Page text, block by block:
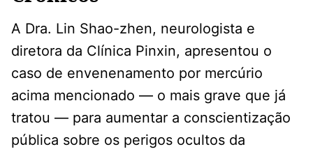
A Dra. Lin Shao-zhen, neurologista e
diretora da Clínica Pinxin, apresentou o
caso de envenenamento por mercúrio
acima mencionado — o mais grave que já
tratou — para aumentar a conscientização
pública sobre os perigos ocultos da